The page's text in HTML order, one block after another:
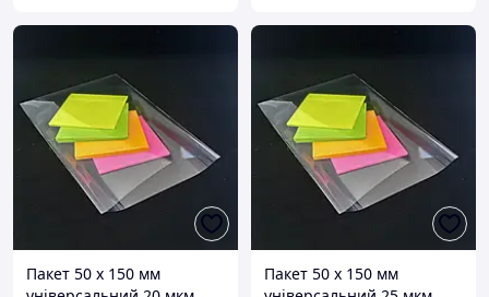
Пакет 50 x 150 мм
Пакет 50 x 150 мм